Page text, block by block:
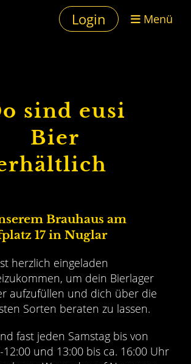
Login Menü
sind eusi
Bier
Brauhaus am
17 in Nuglar
herzlich eingeladen
um dein Bierlager
aufzufüllen und dich über die
Sorten beraten zu lassen.
fast jeden Samstag bis von
12:00 und 13:00 bis ca. 16:00 Uhr